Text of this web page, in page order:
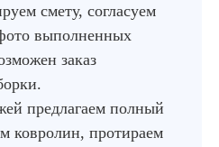
смету, согласуем
выполненных
заказ
предлагаем полный
ковролин, протираем